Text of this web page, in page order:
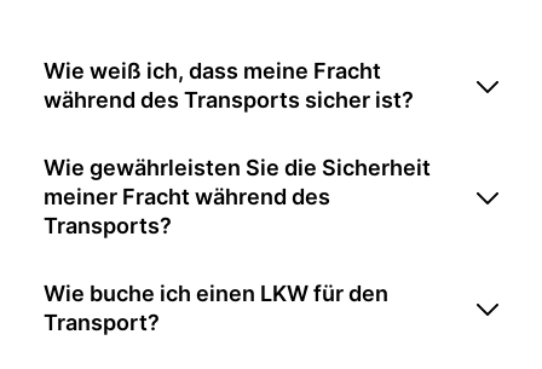
Wie weiß ich, dass meine Fracht
während des Transports sicher ist?
Wie gewährleisten Sie die Sicherheit
meiner Fracht während des
Transports?
Wie buche ich einen LKW für den
Transport?